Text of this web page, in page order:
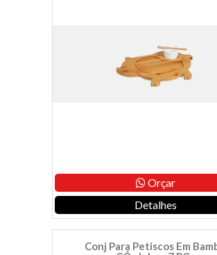
Orçar
Detalhes
Conj Para Petiscos Em